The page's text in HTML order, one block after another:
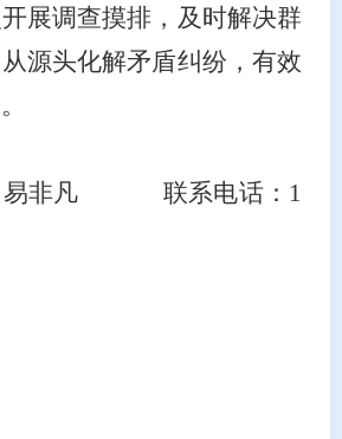
展调查摸排，及时解决群
源头化解矛盾纠纷，有效
非凡 联系电话： 1